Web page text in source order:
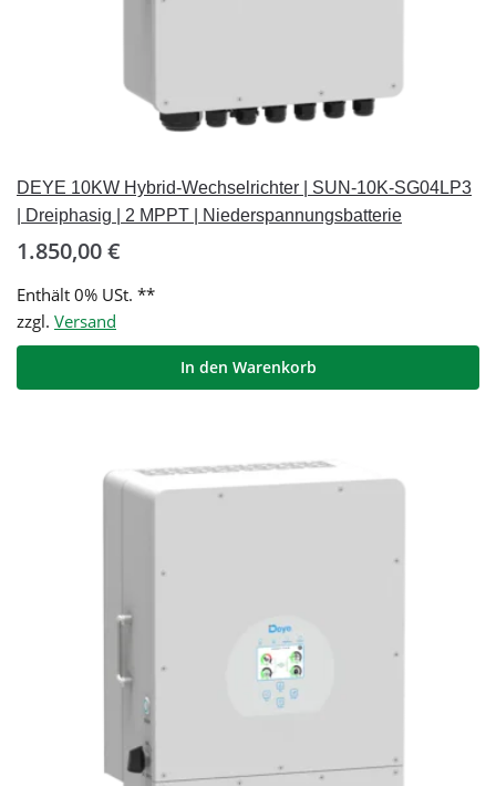
DEYE 10KW Hybrid-Wechselrichter | SUN-10K-SG04LP3
| Dreiphasig | 2 MPPT | Niederspannungsbatterie
1.850,00€
Enthält 0% USt. **
zzgl. Versand
In den Warenkorb